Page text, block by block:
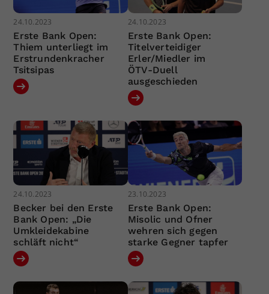
24.10.2023
Erste Bank Open:
Thiem unterliegt im
Erstrundenkracher
Tsitsipas
24.10.2023
Erste Bank Open:
Titelverteidiger
Erler/Miedler im
ÖTV-Duell
ausgeschieden
24.10.2023
Becker bei den Erste
Bank Open: „Die
Umkleidekabine
schläft nicht“
23.10.2023
Erste Bank Open:
Misolic und Ofner
wehren sich gegen
starke Gegner tapfer